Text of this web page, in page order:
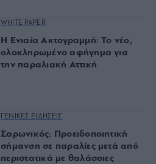
WHITE PAPER
Η Ενιαία Ακτογραμμή: Το νέο,
ολοκληρωμένο αφήγημα για
την παραλιακή Αττική
ΓΕΝΙΚΕΣ ΕΙΔΗΣΕΙΣ
Σαρωνικός: Προειδοποιητική
σήμανση σε παραλίες μετά από
περιστατικά με θαλάσσιες